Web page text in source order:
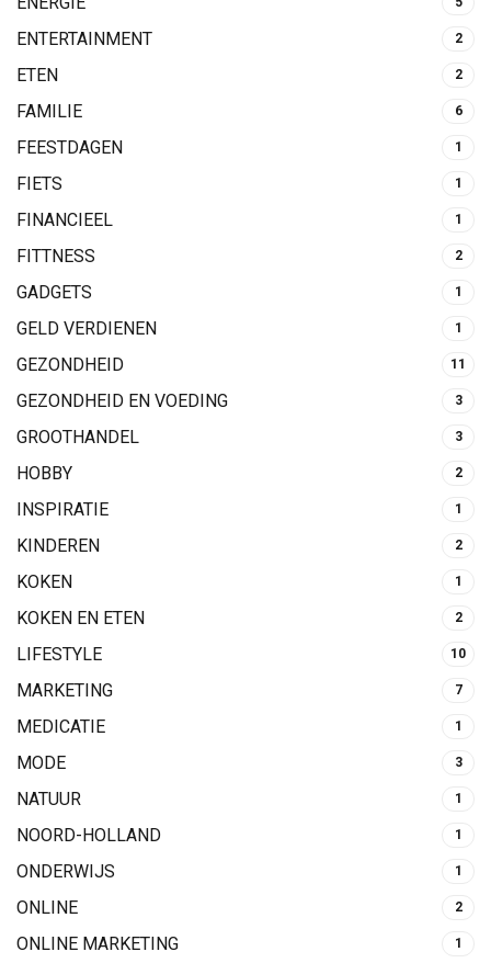
ENTERTAINMENT 2
ETEN 2
FAMILIE 6
FEESTDAGEN 1
FIETS 1
FINANCIEEL 1
FITTNESS 2
GADGETS 1
GELD VERDIENEN 1
GEZONDHEID 11
GEZONDHEID EN VOEDING 3
GROOTHANDEL 3
HOBBY 2
INSPIRATIE 1
KINDEREN 2
KOKEN 1
KOKEN EN ETEN 2
LIFESTYLE 10
MARKETING 7
MEDICATIE 1
MODE 3
NATUUR 1
NOORD-HOLLAND 1
ONDERWIJS 1
ONLINE 2
ONLINE MARKETING 1